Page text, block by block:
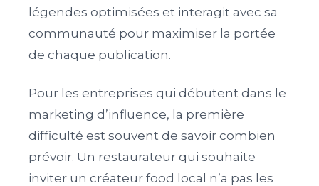
légendes optimisées et interagit avec sa
communauté pour maximiser la portée
de chaque publication.
Pour les entreprises qui débutent dans le
marketing d’influence, la première
difficulté est souvent de savoir combien
prévoir. Un restaurateur qui souhaite
inviter un créateur food local n’a pas les